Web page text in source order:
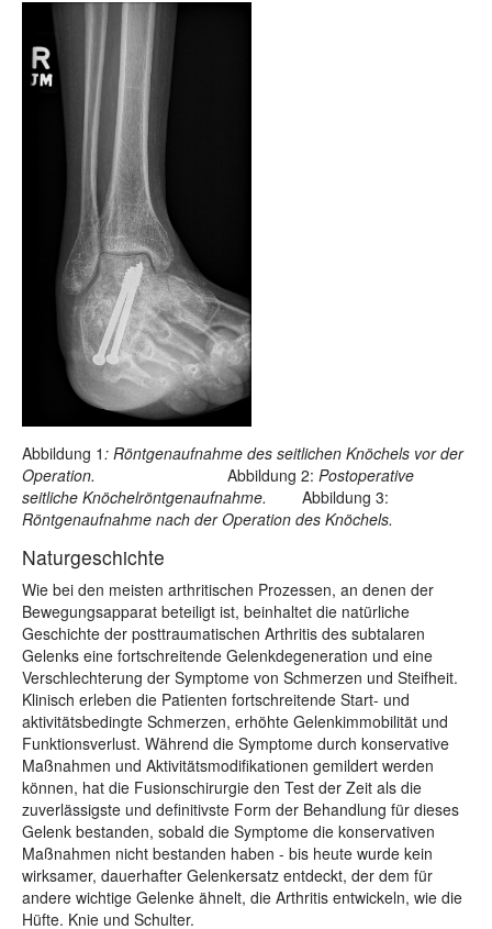
Abbildung 1 : Röntgenaufnahme des seitlichen Knöchels vor der
Operation. Abbildung 2: Postoperative
seitliche Knöchelröntgenaufnahme. Abbildung 3:
Röntgenaufnahme nach der Operation des Knöchels.
Naturgeschichte
Wie bei den meisten arthritischen Prozessen, an denen der
Bewegungsapparat beteiligt ist, beinhaltet die natürliche
Geschichte der posttraumatischen Arthritis des subtalaren
Gelenks eine fortschreitende Gelenkdegeneration und eine
Verschlechterung der Symptome von Schmerzen und Steifheit.
Klinisch erleben die Patienten fortschreitende Start- und
aktivitätsbedingte Schmerzen, erhöhte Gelenkimmobilität und
Funktionsverlust. Während die Symptome durch konservative
Maßnahmen und Aktivitätsmodifikationen gemildert werden
können, hat die Fusionschirurgie den Test der Zeit als die
zuverlässigste und definitivste Form der Behandlung für dieses
Gelenk bestanden, sobald die Symptome die konservativen
Maßnahmen nicht bestanden haben - bis heute wurde kein
wirksamer, dauerhafter Gelenkersatz entdeckt, der dem für
andere wichtige Gelenke ähnelt, die Arthritis entwickeln, wie die
Hüfte. Knie und Schulter.